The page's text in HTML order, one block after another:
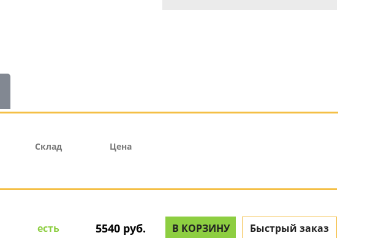
Склад Цена
есть 5540 руб. В КОРЗИНУ Быстрый заказ